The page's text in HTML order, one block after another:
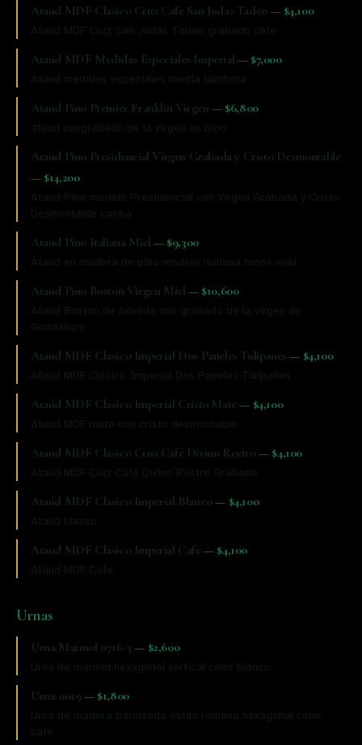
Ataud MDF Clasico Cruz Cafe San Judas Tadeo — $4,100
Ataud MDF Cruz San Judas Tadeo grabado cafe
Ataud MDF Medidas Especiales Imperial — $7,000
Ataúd medidas especiales media tambora
Ataúd Pino Premier Franklin Virgen — $6,800
ataud congrabado de la virgen en pino
Ataud Pino Presidencial Virgen Grabada y Cristo Desmontable
— $14,200
Ataud Pino modelo Presidencial con Virgen Grabada y Cristo
Desmontable caoba
Ataud Pino Italiana Miel — $9,300
Ataúd en madera de pino modelo italiana tonos miel
Ataud Pino Boston Virgen Miel — $10,600
Ataúd Boston de bóveda con grabado de la virgen de
Guadalupe
Ataud MDF Clasico Imperial Dos Paneles Tulipanes — $4,100
Ataud MDF Clasico Imperial Dos Paneles Tulipanes
Ataúd MDF Clasico Imperial Cristo Mate — $4,100
Ataud MDF mate con cristo desmontable
Ataud MDF Clasico Cruz Café Divino Rostro — $4,100
Ataud MDF Cruz Café Divino Rostro Grabado
Ataúd MDF Clasico Imperial Blanco — $4,100
Ataúd blanco
Ataud MDF Clasico Imperial Cafe — $4,100
Ataud MDF Cafe
Urnas
Urna Marmol 0716-3 — $2,600
Urna de marmol hexagonal vertical color blanco.
Urna 0019— $1,800
Urna de madera barnizada estilo romana hexágonal color
café.